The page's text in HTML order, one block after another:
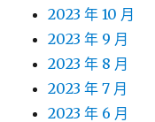
2023 年 10 月
2023 年 9 月
2023 年 8 月
2023 年 7 月
2023 年 6 月